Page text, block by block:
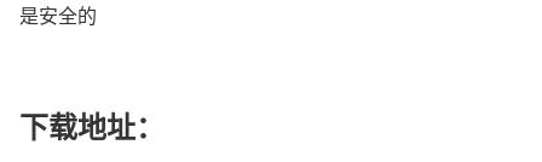
是安全的
下载地址：